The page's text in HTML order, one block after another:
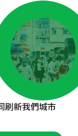
刷新我們城市